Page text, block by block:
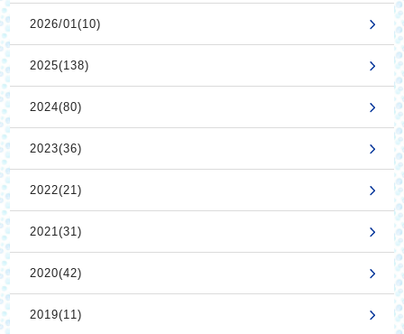
2026/01(10)
2025(138)
2024(80)
2023(36)
2022(21)
2021(31)
2020(42)
2019(11)